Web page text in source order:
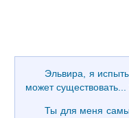
Эльвира, я
может
Ты для меня